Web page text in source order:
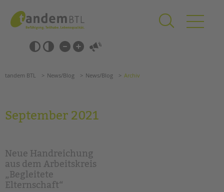
springen
Barrierefrei-
Einstellungen
überspringen
überspringen
Grundschulen
Förderzentren
Kollegs
EFöB
Schulbezogene Sozialarbeit
tandem BTL News/Blog News/Blog Archiv
September 2021
Neue Handreichung
aus dem Arbeitskreis
„Begleitete
Elternschaft“